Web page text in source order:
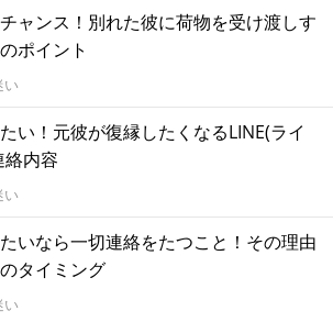
ャンス！別れた彼に荷物を受け渡しす
ポイント
い
い！元彼が復縁したくなるLINE(ライ
絡内容
い
いなら一切連絡をたつこと！その理由
タイミング
い